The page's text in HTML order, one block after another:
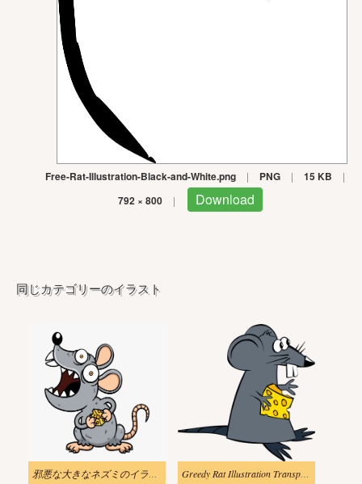
Free-Rat-Illustration-Black-and-White.png | PNG | 15 KB |
792 × 800 | Download
同じカテゴリーのイラスト
邪悪な大きなネズミのイラスト png Greedy Rat Illustration Transparent